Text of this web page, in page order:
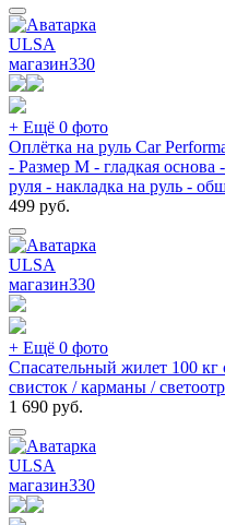
ULSA
магазин330
+ Ещё 0 фото
Оплётка на руль Car
- Размер M - гладкая основа
руля - накладка на руль -
499 руб.
ULSA
магазин330
+ Ещё 0 фото
Спасательный жилет 100 кг
свисток / карманы /
1 690 руб.
ULSA
магазин330